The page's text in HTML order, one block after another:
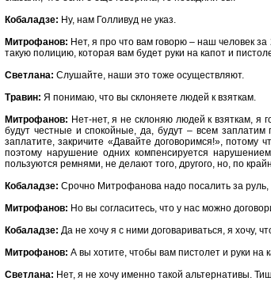
Кобаладзе: Ну, нам Голливуд не указ.
Митрофанов: Нет, я про что вам говорю – наш человек
такую полицию, которая вам будет руки на капот и
Светлана: Слушайте, наши это тоже осуществляют.
Травин: Я понимаю, что вы склоняете людей к взяткам.
Митрофанов: Нет-нет, я не склоняю людей к взяткам, я
будут честные и спокойные, да, будут – всем
заплатите, закричите «Давайте договоримся!», потому
поэтому нарушение одних компенсируется
пользуются ремнями, не делают того, другого, но, по
Кобаладзе: Срочно Митрофанова надо посалить за руль,
Митрофанов: Но вы согласитесь, что у нас можно
Кобаладзе: Да не хочу я с ними договариваться, я хочу,
Митрофанов: А вы хотите, чтобы вам пистолет и руки на
Светлана: Нет, я не хочу именно такой альтернативы.